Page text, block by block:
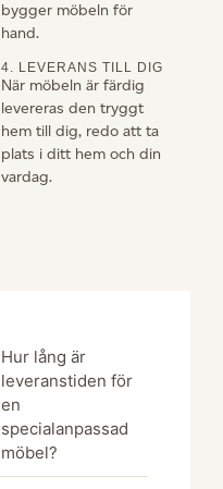
bygger möbeln för
hand.
4. LEVERANS TILL DIG
När möbeln är färdig
levereras den tryggt
hem till dig, redo att ta
plats i ditt hem och din
vardag.
Hur lång är
leveranstiden för
en
specialanpassad
möbel?